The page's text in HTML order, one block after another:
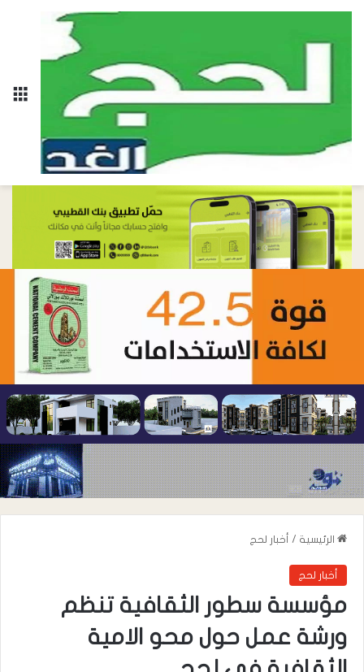
الرئيسية / أخبار لحج
أخبار لحج
مؤسسة سطور الثقافية تنظم
ورشة عمل حول محو الامية